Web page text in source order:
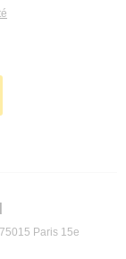
Paris 15e